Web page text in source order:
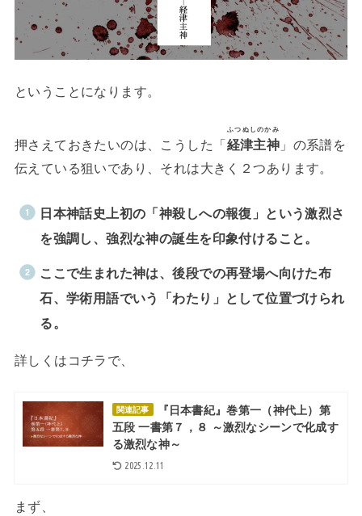
ということになります。
押さえておきたいのは、こうした「経津主神
ふつぬしのかみ
」の系譜を
伝えている狙いであり、それは大きく２つあります。
日本神話史上初の「神殺しへの報復」という激烈さ
を強調し、強烈な神の誕生を印象付けること。
ここで生まれた神は、後段での再登場へ向けた布
石、学術用語でいう「わたり」として位置づけられ
る。
詳しくはコチラで、
関連記事
『日本書紀』巻第一（神代上）第
五段 一書第７，８ ～激烈なシーンで化成す
る激烈な神～
2025.12.11
まず、